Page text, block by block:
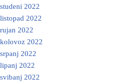
studeni 2022
listopad 2022
rujan 2022
kolovoz 2022
srpanj 2022
lipanj 2022
svibanj 2022